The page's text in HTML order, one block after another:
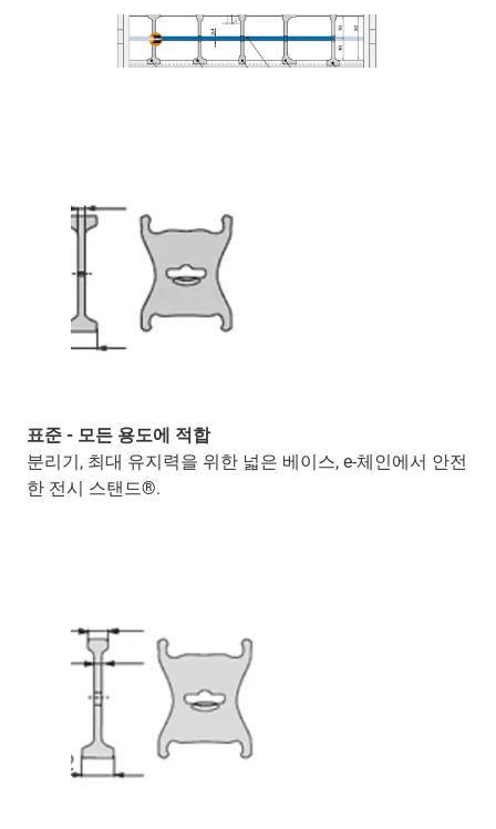
표준 - 모든 용도에 적합
분리기, 최대 유지력을 위한 넓은 베이스, e-체인에서 안전
한 전시 스탠드®.